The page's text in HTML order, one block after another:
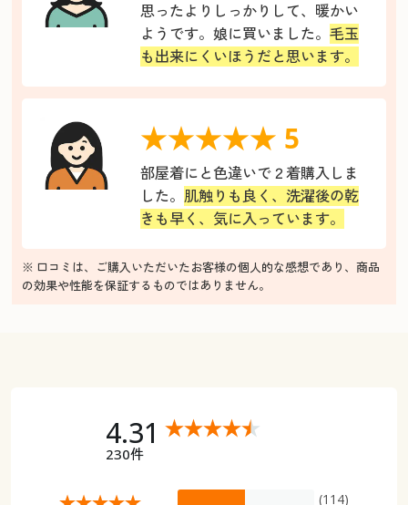
思ったよりしっかりして、暖かい
ようです。娘に買いました。毛玉
も出来にくいほうだと思います。
★★★★★ 5
部屋着にと色違いで２着購入しま
した。 肌触りも良く、洗濯後の乾
きも早く、気に入っています。
※ 口コミは、ご購入いただいたお客様の個人的な感想であり、商品
の効果や性能を保証するものではありません。
4.31
230件
(114)